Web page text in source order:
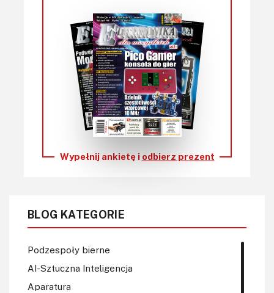
Wypełnij ankietę i odbierz prezent
BLOG KATEGORIE
Podzespoły bierne
AI-Sztuczna Inteligencja
Aparatura